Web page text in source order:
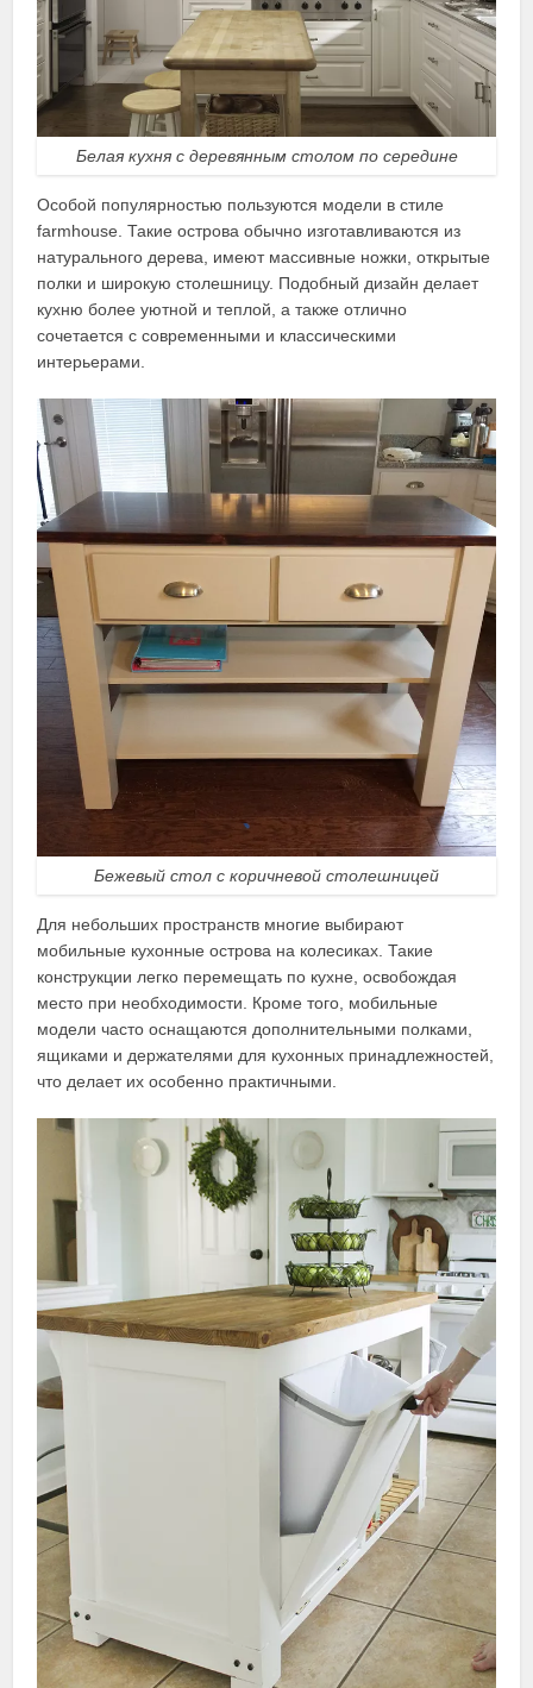
Белая кухня с деревянным столом по середине
Особой популярностью пользуются модели в стиле
farmhouse. Такие острова обычно изготавливаются из
натурального дерева, имеют массивные ножки, открытые
полки и широкую столешницу. Подобный дизайн делает
кухню более уютной и теплой, а также отлично
сочетается с современными и классическими
интерьерами.
Бежевый стол с коричневой столешницей
Для небольших пространств многие выбирают
мобильные кухонные острова на колесиках. Такие
конструкции легко перемещать по кухне, освобождая
место при необходимости. Кроме того, мобильные
модели часто оснащаются дополнительными полками,
ящиками и держателями для кухонных принадлежностей,
что делает их особенно практичными.